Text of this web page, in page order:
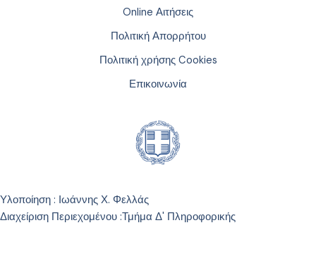
Online Αιτήσεις
Πολιτική Απορρήτου
Πολιτική χρήσης Cookies
Επικοινωνία
Υλοποίηση : Ιωάννης Χ. Φελλάς
Διαχείριση Περιεχομένου :Τμήμα Δ' Πληροφορικής